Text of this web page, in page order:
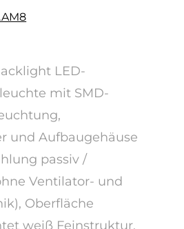
LED-
mit SMD-
und Aufbaugehäuse
passiv /
Ventilator- und
Oberfläche
weiß Feinstruktur,